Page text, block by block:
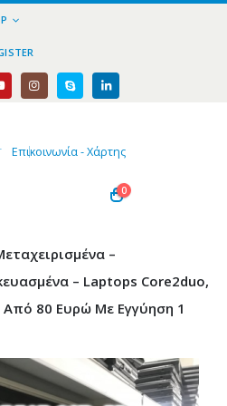
|
Επικοινωνία - Χάρτης
0
–
– Laptops Core2duo,
Από 80 Ευρώ Με Εγγύηση 1